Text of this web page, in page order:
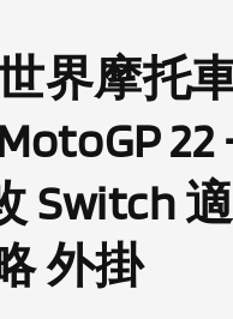
世界摩托
Switch
外掛